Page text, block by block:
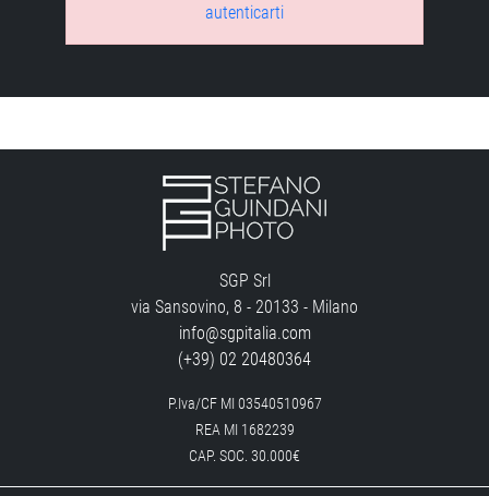
autenticarti
SGP Srl
via Sansovino, 8 - 20133 - Milano
info@sgpitalia.com
(+39) 02 20480364
P.Iva/CF MI 03540510967
REA MI 1682239
CAP. SOC. 30.000€